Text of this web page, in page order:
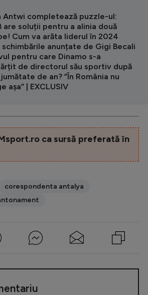
Antwi completează puzzle-ul:
are soluții pentru a alinia două
Cum va arăta liderul în 2024
schimbările anunțate de Gigi Becali
pentru care Dinamo s-a
de directorul său sportiv după
de an? ”În România nu
așa” | EXCLUSIV
ca sursă preferată în
corespondenta antalya